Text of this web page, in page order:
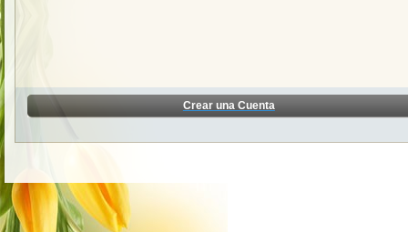
Crear una Cuenta